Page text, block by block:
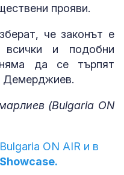
прояви.
че законът е
и подобни
няма да се търпят
Демерджиев.
(Bulgaria ON
ON AIR и в